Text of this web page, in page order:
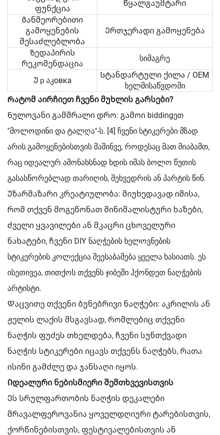
ფუნქცია
Წყალგაუმტარი
Განმეორებითი
გამოყენების
შესაძლებლობა
Ერთჯერადი გამოყენება
Ზედაპირის
რეკომენდაცია
სიმაგრე
Უｐაკовка
Სტანდარტული ქილა / OEM
ხელმისაწვდომი
Რატომ აირჩიეთ ჩვენი მუხლის გარსები?
Ნულოვანი გამშრალი დრო: გამოი biddingეთ
"მოლოდინი და ტალღა"-ს. [4] ჩვენი სტიკერები მზად
არის გამოყენებისთვის მაშინვე, როდესაც მათ მიაბამთ,
რაც იდეალურ ამონახსნად ხდის იმას ბოლო წუთის
გასასწორებლად თარიღის, შეხვედრის ან პარტის წინ.
Უზარმაზარი კრეატიულობა: მიუხედავად იმისა,
რომ თქვენ მოგეწონათ მინიმალისტური ხაზები,
ძველი ყვავილები ან მკაცრი ცხოველური
ნახატები, ჩვენი DIY ნაღჭების ხელოვნების
სტიკერების კოლექცია შეესაბამება ყველა ხასიათს. ეს
ისეთივეა, თითქოს თქვენს ჯიბეში ჰქონდეთ ნაღჭების
არტისტი.
Დაცვითე თქვენი ბუნებრივი ნაღჭები: აკრილის ან
ჟელის ლაქის მსგავსად, რომლებიც თქვენი
ნაღჭის ფუძეს თხელდება, ჩვენი სუნთქვადი
ნაღჭის სტიკერები იცავს თქვენს ნაღჭებს, რათა
ისინი გამძლე და ჯანსაღი იყოს.
Იდეალური ნებისმიერი შემთხვევისთვის
Ეს სრულფართობის ნაღჭის დეკალები
მრავალფეროვანია ყოველდღიური ტარებისთვის,
ქორწინებისთვის, ფესტივალებისთვის ან